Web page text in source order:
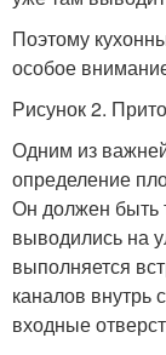
Поэтому
особое
Рисунок 2.
Одним из
определение
Он должен быть
выводились на
выполняется
каналов внутрь
входные